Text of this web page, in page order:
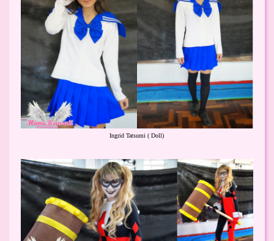
Ingrid Tatsumi ( Doll)